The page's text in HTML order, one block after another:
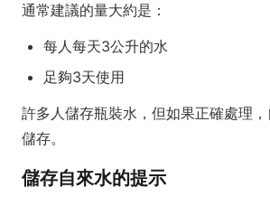
通常建議的量大約是：
每人每天3公升的水
足夠3天使用
許多人儲存瓶裝水，但如果正確處理
儲存。
儲存自來水的提示